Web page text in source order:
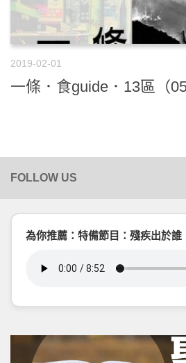
2019-02-01
一條．食guide．13區（
為你推薦：特備節目：殘疾出於誰